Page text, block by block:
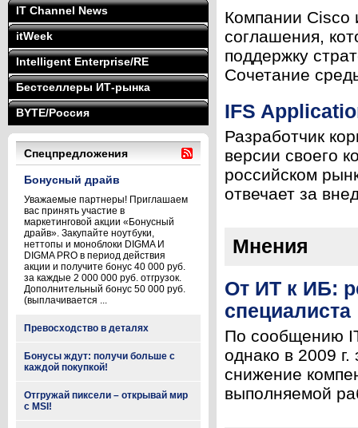
IT Channel News
itWeek
Intelligent Enterprise/RE
Бестселлеры ИТ-рынка
BYTE/Россия
Спецпредложения
Бонусный драйв
Уважаемые партнеры! Приглашаем
вас принять участие в
маркетинговой акции «Бонусный
драйв». Закупайте ноутбуки,
неттопы и моноблоки DIGMA И
DIGMA PRO в период действия
акции и получите бонус 40 000 руб.
за каждые 2 000 000 руб. отгрузок.
Дополнительный бонус 50 000 руб.
(выплачивается ...
Превосходство в деталях
Бонусы ждут: получи больше с
каждой покупкой!
Отгружай пиксели – открывай мир
с MSI!
Компании Cisco
соглашения,
поддержку
Сочетание
IFS
Разработчик
версии своего
российском
отвечает за
Мнения
От ИТ к ИБ:
специалиста
По сообщению
однако в 2009
снижение
выполняемой